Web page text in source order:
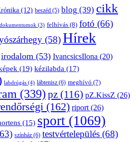
(12) beszéd (5) blog (39) cikk
dokumentumok (3) felhívás (8) fotó (66)
(58)Hírek
irodalom (53) IvancsicsIlona (20)
(19) kézilabda (17)
labdrúgás (4) lábtenisz (6) meghívó (7)
(339) pz (116) pZ.KissZ (26)
(162) riport (26)
(15) sport (1069)
színház (6) testvértelepülés (68)